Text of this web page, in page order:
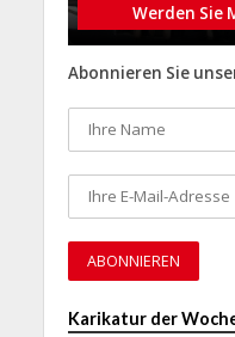
Werden Sie
Abonnieren Sie
Karikatur der